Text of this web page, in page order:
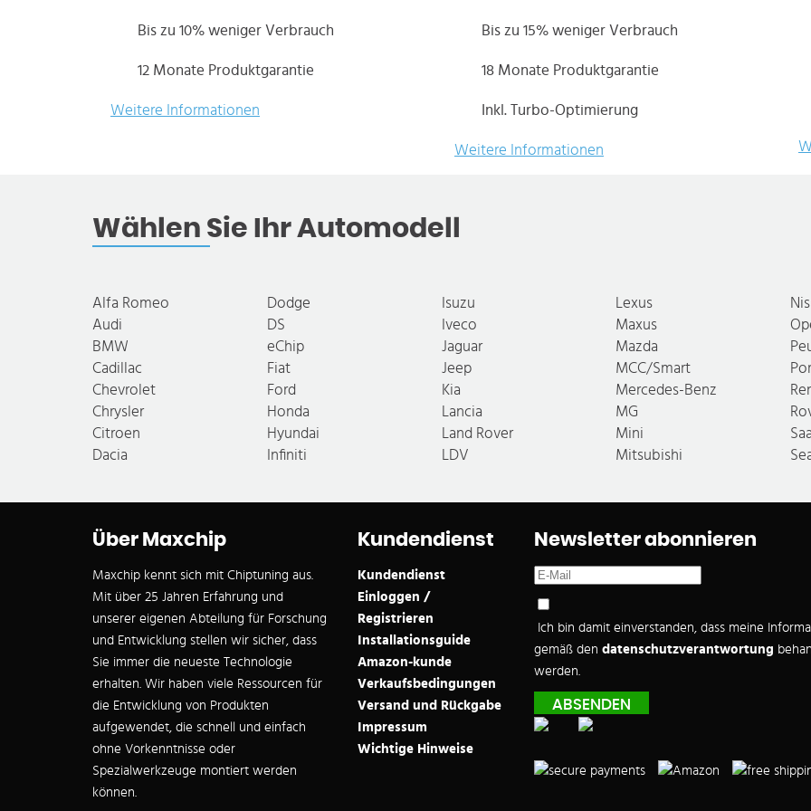
Bis zu 10% weniger Verbrauch
12 Monate Produktgarantie
Weitere Informationen
Bis zu 15% weniger Verbrauch
18 Monate Produktgarantie
Inkl. Turbo-Optimierung
Weitere Informationen
Wählen Sie Ihr Automodell
Alfa Romeo
Audi
BMW
Cadillac
Chevrolet
Chrysler
Citroen
Dacia
Dodge
DS
eChip
Fiat
Ford
Honda
Hyundai
Infiniti
Isuzu
Iveco
Jaguar
Jeep
Kia
Lancia
Land Rover
LDV
Lexus
Maxus
Mazda
MCC/Smart
Mercedes-Benz
MG
Mini
Mitsubishi
Über Maxchip
Maxchip kennt sich mit Chiptuning aus.
Mit über 25 Jahren Erfahrung und
unserer eigenen Abteilung für Forschung
und Entwicklung stellen wir sicher, dass
Sie immer die neueste Technologie
erhalten. Wir haben viele Ressourcen für
die Entwicklung von Produkten
aufgewendet, die schnell und einfach
ohne Vorkenntnisse oder
Spezialwerkzeuge montiert werden
können.
Kundendienst
Kundendienst
Einloggen /
Registrieren
Installationsguide
Amazon-kunde
Verkaufsbedingungen
Versand und Rückgabe
Impressum
Wichtige Hinweise
Newsletter abonnieren
Ich bin damit einverstanden, dass meine
gemäß den datenschutzverantwortung
werden.